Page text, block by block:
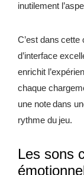
inutilement
C’est dans
d’interface
enrichit
chaque
une note dans
rythme du jeu.
Les sons